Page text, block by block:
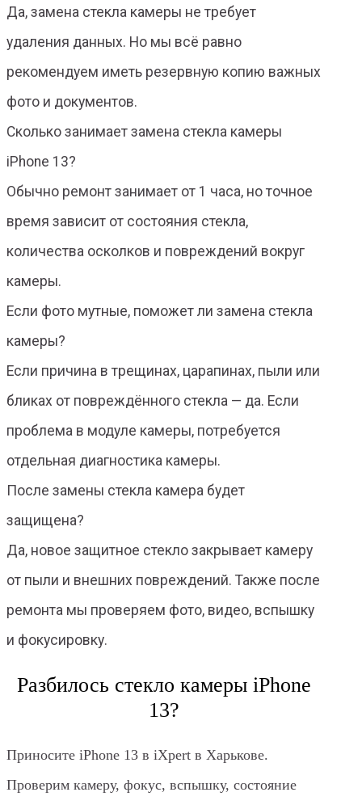
Да, замена стекла камеры не требует
удаления данных. Но мы всё равно
рекомендуем иметь резервную копию важных
фото и документов.
Сколько занимает замена стекла камеры
iPhone 13?
Обычно ремонт занимает от 1 часа, но точное
время зависит от состояния стекла,
количества осколков и повреждений вокруг
камеры.
Если фото мутные, поможет ли замена стекла
камеры?
Если причина в трещинах, царапинах, пыли или
бликах от повреждённого стекла — да. Если
проблема в модуле камеры, потребуется
отдельная диагностика камеры.
После замены стекла камера будет
защищена?
Да, новое защитное стекло закрывает камеру
от пыли и внешних повреждений. Также после
ремонта мы проверяем фото, видео, вспышку
и фокусировку.
Разбилось стекло камеры iPhone
13?
Приносите iPhone 13 в iXpert в Харькове.
Проверим камеру, фокус, вспышку, состояние